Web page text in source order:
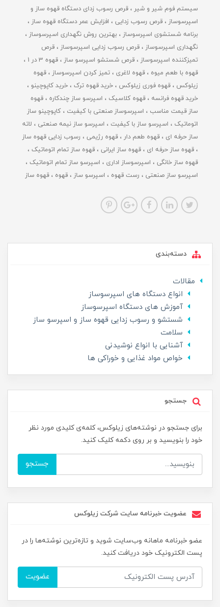
سیستم فوم شیر و شیر
قرص رسوب زدای دستگاه قهوه ساز و
اسپرسوساز
قرص رسوب زدایی
افزایش عمر دستگاه قهوه ساز
برنامه شستشوی اسپرسوساز
بهترین روش نگهداری اسپرسوساز
نگهداری اسپرسوساز
قرص رسوب زدایی اسپرسوساز
قرص
تمیزکننده اسپرسوساز
قرص شستشو اسپرسو ساز
قهوه 3 در 1
قهوه با طعم میوه
قهوه لاغری تمیز کردن اسپرسوساز
قهوه
زیلوکس
قهوه فوری زیلوکس خرید قهوه ترک
خرید کاپوچینو
خرید قهوه فرانسه
قهوه کلاسیک اسپرسو ساز چندکاره
قهوه
ساز قیمت مناسب
اسپرسوساز صنعتی با کیفیت
کاپوچینو ساز
اتوماتیک
اسپرسو ساز با کیفیت اسپرسو ساز نیمه صنعتی
لاته
ساز حرفه ای
قهوه طعم دار قهوه رژیمی
رسوب زدایی قهوه ساز
قهوه ساز حرفه ای
قهوه ساز ایرانی
قهوه ساز تمام اتوماتیک
قهوه ساز خانگی
اسپرسوساز اداری
اسپرسو ساز تمام اتوماتیک
اسپرسو ساز صنعتی
رست قهوه اسپرسو ساز قهوه قهوه ساز
دسته‌بندی
مقالات
انواع دستگاه های اسپرسوساز
آموزش های دستگاه اسپرسوساز
شستشو و رسوب زدایی قهوه ساز و اسپرسو ساز
سلامت
آشنایی با انواع نوشیدنی
خواص مواد غذایی و خوراکی ها
جستجو
برای جستجو در نوشته‌های زیلوکس، کلمه‌ی کلیدی مورد نظر
خود را بنویسید و بر روی دکمه کلیک کنید.
جستجو
عضویت خبرنامه سایت شرکت زیلوکس
عضو خبرنامه ماهانه وب‌سایت شوید و تازه‌ترین نوشته‌ها را در
پست الکترونیک خود دریافت کنید.
عضویت